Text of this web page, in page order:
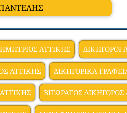
ΑΤΤΙΚΗΣ ΔΙΚΗΓΟΡΟΙ
ΑΤΤΙΚΗΣ ΔΙΚΗΓΟΡΙΚΑ
ΒΙΤΩΡΑΤΟΣ